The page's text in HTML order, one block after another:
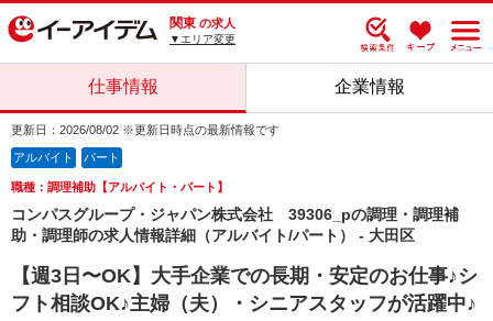
関東 の求人
▼エリア変更
仕事情報 企業情報
更新日：2026/08/02 ※更新日時点の最新情報です
アルバイト パート
職種：調理補助【アルバイト・パート】
コンパスグループ・ジャパン株式会社 39306_pの調理・調理補
助・調理師の求人情報詳細（アルバイト/パート） - 大田区
【週3日〜OK】大手企業での長期・安定のお仕事♪シ
フト相談OK♪主婦（夫）・シニアスタッフが活躍中♪